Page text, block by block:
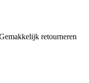
retourneren